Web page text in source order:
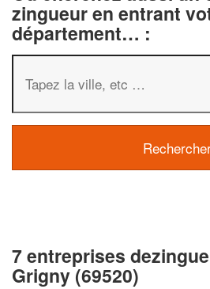
zingueur en entrant
département… :
7 entreprises
Grigny (69520)